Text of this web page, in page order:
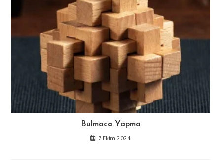
Bulmaca Yapma
7 Ekim 2024